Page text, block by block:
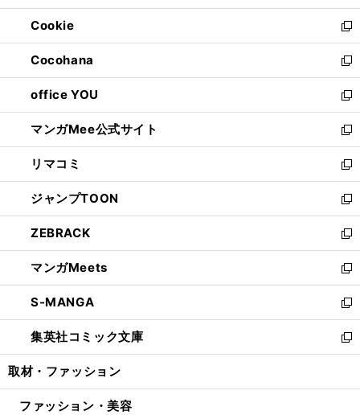
開
く
ウ
で
開
く
ン
ド
ウ
で
開
く
ウ
ィ
ン
ド
ウ
で
開
く
Cookie
新
し
い
ウ
ィ
ン
ド
ウ
で
開
く
Cocohana
新
し
い
ウ
ィ
ン
ド
ウ
で
開
く
office YOU
新
し
い
ウ
ィ
ン
ド
ウ
で
開
く
マンガMee公式サイト
新
し
い
ウ
ィ
ン
ド
ウ
で
開
く
リマコミ
新
し
い
ウ
ィ
ン
ド
ウ
で
開
く
ジャンプTOON
新
し
い
ウ
ィ
ン
ド
ウ
で
開
ZEBRACK
新
し
い
ウ
ィ
ン
ド
ウ
開
マンガMeets
新
し
い
ウ
ィ
ン
ウ
S-MANGA
新
し
い
ウ
ン
集英社コミック文庫
新
し
ウ
取材・ファッション
ファッション・美容